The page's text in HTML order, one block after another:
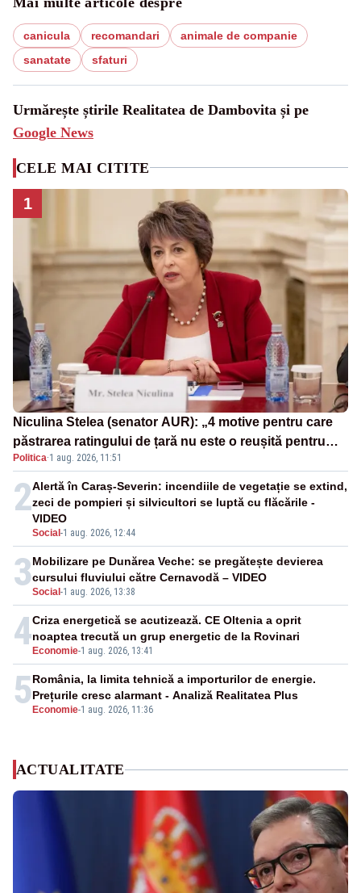
canicula recomandari
animale de companie
sanatate
sfaturi
Urmărește știrile Realitatea de Dambovita și pe
Google News
CELE MAI CITITE
1
Niculina Stelea (senator AUR): „4 motive pentru care
păstrarea ratingului de țară nu este o reușită pentru
Guvernul Bolojan”
Politica·1 aug. 2026, 11:51
2
Social -1 aug. 2026, 12:44
Alertă în Caraș-Severin: incendiile de vegetație se extind,
zeci de pompieri și silvicultori se luptă cu flăcările -
VIDEO
3Social -1 aug. 2026, 13:38
Mobilizare pe Dunărea Veche: se pregătește devierea
cursului fluviului către Cernavodă – VIDEO
4 Economie-1 aug. 2026, 13:41
Criza energetică se acutizează. CE Oltenia a oprit
noaptea trecută un grup energetic de la Rovinari
5 Economie-1 aug. 2026, 11:36
România, la limita tehnică a importurilor de energie.
Prețurile cresc alarmant - Analiză Realitatea Plus
ACTUALITATE